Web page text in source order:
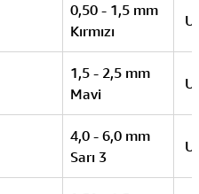
0,50 - 1,5 mm
Kırmızı
1,5 - 2,5 mm
Mavi
4,0 - 6,0 mm
Sarı 3